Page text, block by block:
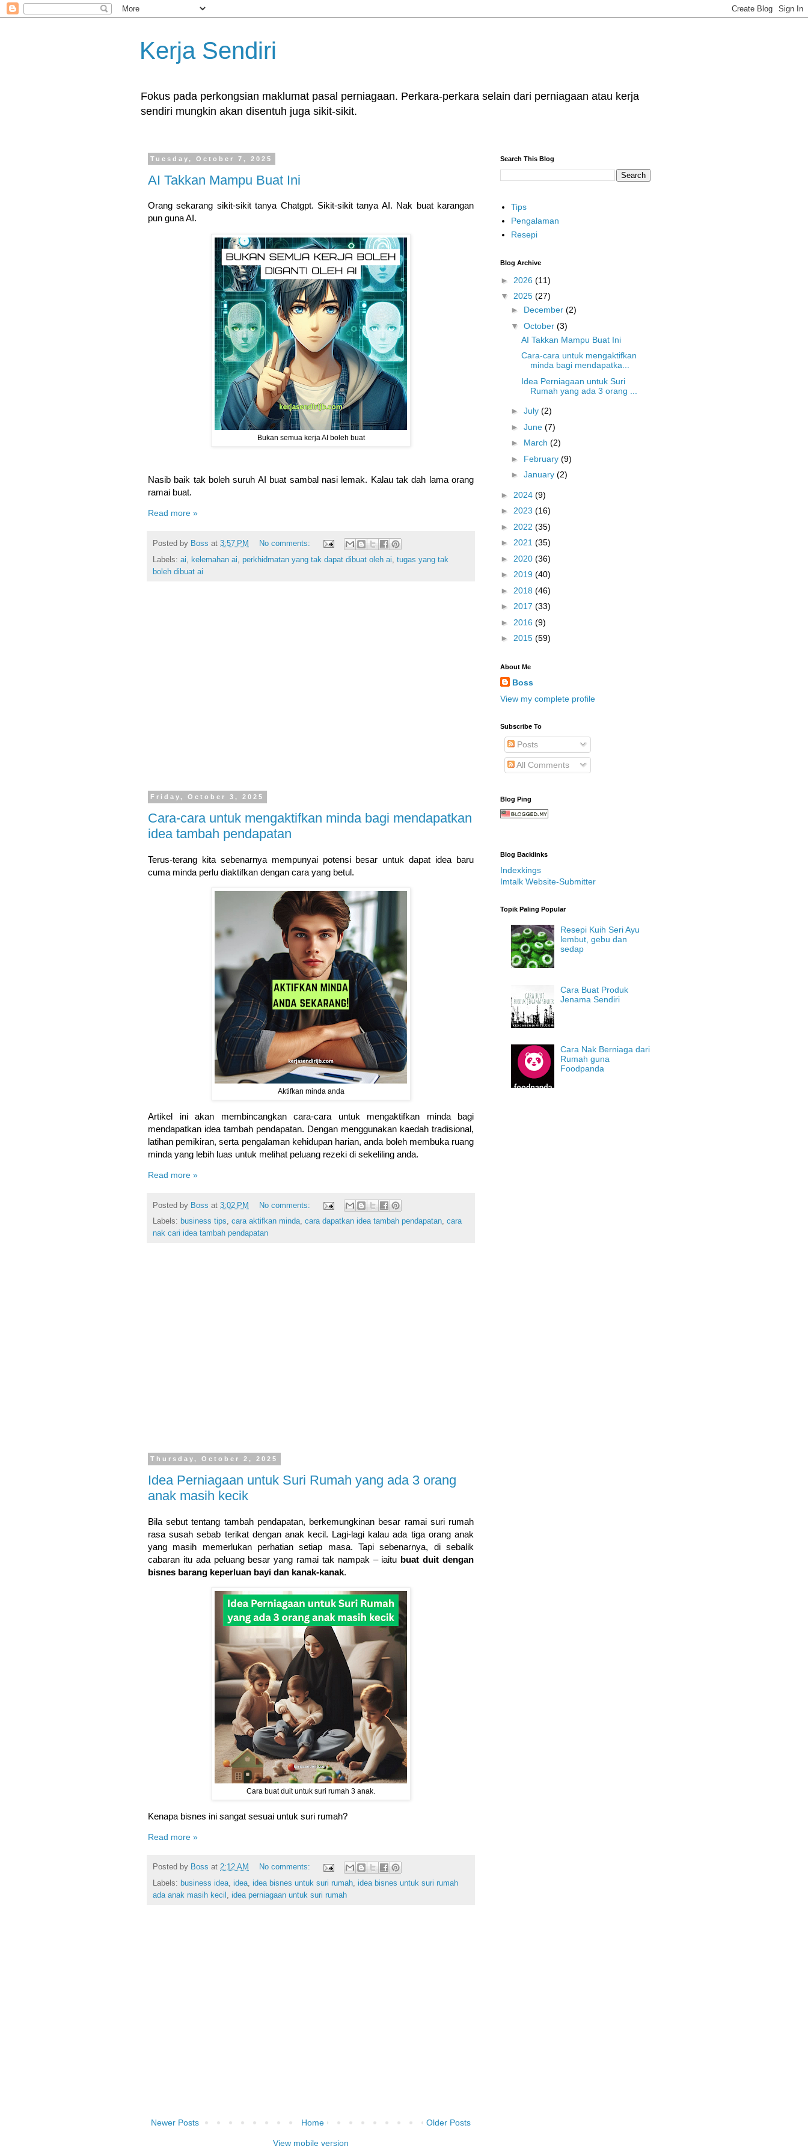
Kerja Sendiri
Fokus pada perkongsian maklumat pasal perniagaan. Perkara-perkara selain dari perniagaan atau kerja
sendiri mungkin akan disentuh juga sikit-sikit.
Tuesday, October 7, 2025
AI Takkan Mampu Buat Ini
Orang sekarang sikit-sikit tanya Chatgpt. Sikit-sikit tanya AI. Nak buat karangan
pun guna AI.
Bukan semua kerja AI boleh buat
Nasib baik tak boleh suruh AI buat sambal nasi lemak. Kalau tak dah lama orang
ramai buat.
Read more »
Posted by Boss at 3:57 PM
No comments:
Labels: ai kelemahan ai perkhidmatan yang tak dapat dibuat oleh ai
tugas yang tak
boleh dibuat ai
Friday, October 3, 2025
Cara-cara untuk mengaktifkan minda bagi mendapatkan
idea tambah pendapatan
Terus-terang kita sebenarnya mempunyai potensi besar untuk dapat idea baru
cuma minda perlu diaktifkan dengan cara yang betul.
Aktifkan minda anda
Artikel ini akan membincangkan cara-cara untuk mengaktifkan minda bagi
mendapatkan idea tambah pendapatan. Dengan menggunakan kaedah tradisional,
latihan pemikiran, serta pengalaman kehidupan harian, anda boleh membuka ruang
minda yang lebih luas untuk melihat peluang rezeki di sekeliling anda.
Read more »
Posted by Boss at 3:02 PM
No comments:
Labels: business tips, cara aktifkan minda, cara dapatkan idea tambah pendapatan, cara
nak cari idea tambah pendapatan
Thursday, October 2, 2025
Idea Perniagaan untuk Suri Rumah yang ada 3 orang
anak masih kecik
Bila sebut tentang tambah pendapatan, berkemungkinan besar ramai suri rumah
rasa susah sebab terikat dengan anak kecil. Lagi-lagi kalau ada tiga orang anak
yang masih memerlukan perhatian setiap masa. Tapi sebenarnya, di sebalik
cabaran itu ada peluang besar yang ramai tak nampak – iaitu buat duit dengan
bisnes barang keperluan bayi dan kanak-kanak.
Cara buat duit untuk suri rumah 3 anak.
Kenapa bisnes ini sangat sesuai untuk suri rumah?
Read more »
Posted by Boss at 2:12 AM
No comments:
Labels: business idea, idea, idea bisnes untuk suri rumah, idea bisnes untuk suri rumah
ada anak masih kecil , idea perniagaan untuk suri rumah
Newer Posts Older Posts
Home
View mobile version
Search This Blog
Tips
Pengalaman
Resepi
Blog Archive
► 2026 (11)
▼ 2025 (27)
► December (2)
▼ October (3)
AI Takkan Mampu Buat Ini
Cara-cara untuk mengaktifkan
minda bagi mendapatka...
Idea Perniagaan untuk Suri
Rumah yang ada 3 orang ...
► July (2)
► June (7)
► March (2)
► February (9)
► January (2)
► 2024 (9)
► 2023 (16)
► 2022 (35)
► 2021 (35)
► 2020 (36)
► 2019 (40)
► 2018 (46)
► 2017 (33)
► 2016 (9)
► 2015 (59)
About Me
Boss
View my complete profile
Subscribe To
Posts
All Comments
Blog Ping
Blog Backlinks
Indexkings
Imtalk Website-Submitter
Topik Paling Popular
Resepi Kuih Seri Ayu
lembut, gebu dan
sedap
Cara Buat Produk
Jenama Sendiri
Cara Nak Berniaga dari
Rumah guna
Foodpanda